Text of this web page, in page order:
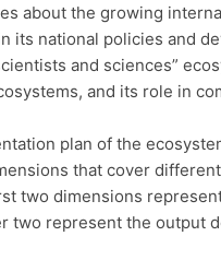
about the growing
its national policies and
and sciences”
and its role in
plan of the
that cover
two dimensions
two represent the output